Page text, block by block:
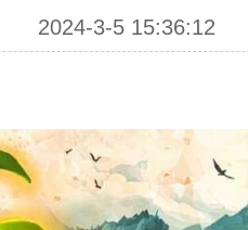
2024-3-5 15:36:12